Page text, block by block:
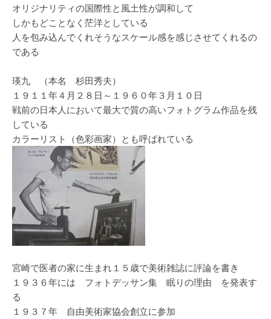
オリジナリティの国際性と風土性が調和して
しかもどことなく茫洋としている
人を包み込んでくれそうなスケール感を感じさせてくれるの
である
瑛九 （本名 杉田秀夫）
１９１１年４月２８日～１９６０年３月１０日
戦前の日本人において最大で質の高いフォトグラム作品を残
している
カラーリスト（色彩画家）とも呼ばれている
宮崎で医者の家に生まれ１５歳で美術雑誌に評論を書き
１９３６年には フォトデッサン集 眠りの理由 を発表す
る
１９３７年 自由美術家協会創立に参加